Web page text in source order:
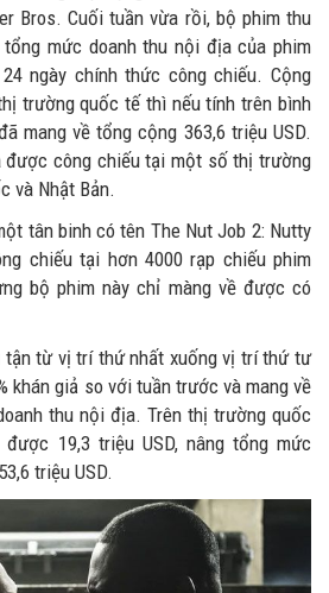
Bros. Cuối tuần vừa rồi, bộ phim thu
tổng mức doanh thu nội địa của phim
ngày chính thức công chiếu. Cộng
trường quốc tế thì nếu tính trên bình
mang về tổng cộng 363,6 triệu USD.
được công chiếu tại một số thị trường
và Nhật Bản.
tân binh có tên The Nut Job 2: Nutty
chiếu tại hơn 4000 rạp chiếu phim
bộ phim này chỉ màng về được có
tận từ vị trí thứ nhất xuống vị trí thứ tư
khán giả so với tuần trước và mang về
thu nội địa. Trên thị trường quốc
19,3 triệu USD, nâng tổng mức
triệu USD.